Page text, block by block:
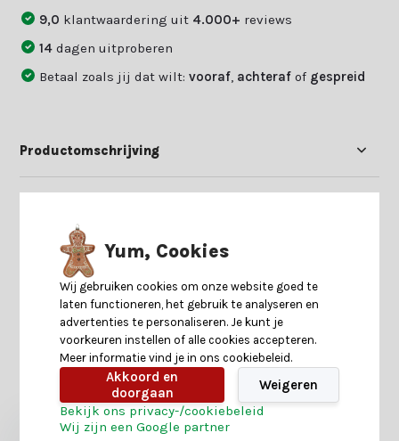
9,0 klantwaardering uit 4.000+ reviews
14dagen uitproberen
Betaal zoals jij dat wilt:vooraf achteraf of gespreid
Productomschrijving
Reviews
Heb je nog interesse in deze recent bekeken
Yum, Cookies
Wij gebruiken cookies om onze website goed te
laten functioneren, het gebruik te analyseren en
advertenties te personaliseren. Je kunt je
voorkeuren instellen of alle cookies accepteren.
Meer informatie vind je in ons cookiebeleid.
Akkoord en
doorgaan
Weigeren
Bekijk ons privacy-/cookiebeleid
Wij zijn een Google partner